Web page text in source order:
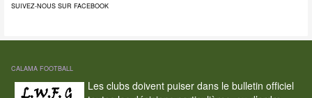
SUIVEZ-NOUS SUR FACEBOOK
CALAMA FOOTBALL
Les clubs doivent puiser dans le bulletin officiel